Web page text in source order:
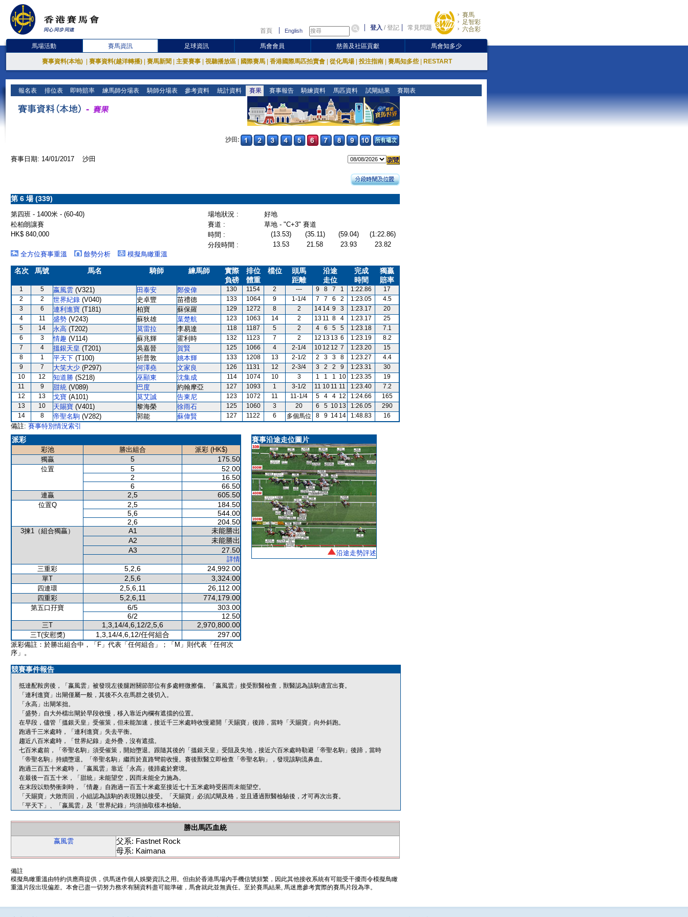
首頁 English 登入 /登記 常見問題
賽馬
足智彩
六合彩
馬場活動 賽馬資訊 足球資訊 馬會會員 慈善及社區貢獻 馬會知多少
賽事資料(本地) 賽事資料(越洋轉播) 賽馬新聞 主要賽事 視聽播放區 國際賽馬 香港國際馬匹拍賣會 從化馬場 投注指南 賽馬知多些 RESTART
報名表 排位表 即時賠率 練馬師分場表 騎師分場表 參考資料 統計資料 賽果 賽事報告 騎練資料 馬匹資料 試閘結果 賽期表
沙田:
賽事日期: 14/01/2017 沙田
第 6 場 (339)
第四班 - 1400米 - (60-40) 場地狀況 :
好地
松柏朗讓賽
賽道 :
草地 - "C+3" 賽道
HK$ 840,000
時間 : (13.53) (35.11) (59.04)
(1:22.86)
分段時間 :
13.53 21.58 23.93
23.82
全方位賽事重溫
餘勢分析 模擬鳥瞰重溫
名次 馬號 馬名 騎師 練馬師
實際
負磅
排位
體重
檔位
頭馬
距離
沿途
走位
完成
時間
獨贏
賠率
1 5 嬴風雲 (V321) 田泰安 鄭俊偉 130 1154 2 --- 9 8 7 1 1:22.86
17
2
2 世界紀錄 (V040) 史卓豐 苗禮德 133 1064 9 1-1/4 7 7 6 2 1:23.05
4.5
3
6 連利進寶 (T181) 柏寶 蘇保羅 129 1272 8 2 14 14 9 3 1:23.17
20
4
11 盛勢 (V243) 蘇狄雄 葉楚航 123 1063 14 2 13 11 8 4 1:23.17
25
5
14 永高 (T202) 莫雷拉 李易達 118 1187 5 2 4 6 5 5 1:23.18
7.1
6
3 情趣 (V114) 蘇兆輝 霍利時 132 1123 7 2 12 13 13 6 1:23.19
8.2
7
4 搵銀天皇 (T201) 吳嘉晉 賀賢 125 1066 4 2-1/4 10 12 12 7 1:23.20
15
8
1 平天下 (T100) 祈普敦 姚本輝 133 1208 13 2-1/2 2 3 3 8 1:23.27
4.4
9
7 大笑大少 (P297) 何澤堯 文家良 126 1131 12 2-3/4 3 2 2 9 1:23.31
30
10
12 知道勝 (S218) 巫顯東 沈集成 114 1074 10 3 1 1 1 10 1:23.35
19
11
9 甜統 (V089) 巴度 約翰摩亞 127 1093 1 3-1/2 11 10 11 11 1:23.40
7.2
12
13 戈寶 (A101) 莫艾誠 告東尼 123 1072 11 11-1/4 5 4 4 12 1:24.66
165
13
10 天賜寶 (V401) 黎海榮 徐雨石 125 1060 3 20 6 5 10 13 1:26.05
290
14
8 帝聖名駒 (V282) 郭能 蘇偉賢 127 1122 6 多個馬位 8 9 14 14 1:48.83 16
備註: 賽事特別情況索引
派彩
彩池 勝出組合
派彩 (HK$)
獨贏
5 175.50
位置 5
52.00
2
16.50
6
66.50
連贏 2,5 605.50
位置Q 2,5
184.50
5,6
544.00
2,6
204.50
3揀1（組合獨贏） A1
未能勝出
A2
未能勝出
A3
27.50
詳情
三重彩
5,2,6 24,992.00
單T 2,5,6 3,324.00
四連環 2,5,6,11 26,112.00
四重彩 5,2,6,11 774,179.00
第五口孖寶 6/5
303.00
6/2
12.50
三T 1,3,14/4,6,12/2,5,6 2,970,800.00
三T(安慰獎) 1,3,14/4,6,12/任何組合 297.00
派彩備註：於勝出組合中，「F」代表「任何組合」；「M」則代表「任何次
序」。
賽事沿途走位圖片
沿途走勢評述
競賽事件報告
抵達配鞍房後，「嬴風雲」被發現左後腿跗關節部位有多處輕微擦傷。「嬴風雲」接受獸醫檢查，獸醫認為該駒適宜出賽。
「連利進寶」出閘僅屬一般，其後不久在馬群之後切入。
「永高」出閘笨拙。
「盛勢」自大外檔出閘於早段收慢，移入靠近內欄有遮擋的位置。
在早段，儘管「搵銀天皇」受催策，但未能加速，接近千三米處時收慢避開「天賜寶」後蹄，當時「天賜寶」向外斜跑。
跑過千三米處時，「連利進寶」失去平衡。
趨近八百米處時，「世界紀錄」走外疊，沒有遮擋。
七百米處前，「帝聖名駒」須受催策，開始墮退。跟隨其後的「搵銀天皇」受阻及失地，接近六百米處時勒避「帝聖名駒」後蹄，當時
「帝聖名駒」持續墮退。「帝聖名駒」繼而於直路彎前收慢。賽後獸醫立即檢查「帝聖名駒」，發現該駒流鼻血。
跑過三百五十米處時，「嬴風雲」靠近「永高」後蹄處於窘境。
在最後一百五十米，「甜統」未能望空，因而未能全力施為。
在末段以勁勢衝刺時，「情趣」自跑過一百五十米處至接近七十五米處時受困而未能望空。
「天賜寶」大敗而回，小組認為該駒的表現難以接受。「天賜寶」必須試閘及格，並且通過獸醫檢驗後，才可再次出賽。
「平天下」、「嬴風雲」及「世界紀錄」均須抽取樣本檢驗。
勝出馬匹血統
嬴風雲
父系: Fastnet Rock
母系: Kaimana
備註
模擬鳥瞰重溫由特約供應商提供，供馬迷作個人娛樂資訊之用。但由於香港馬場內手機信號頻繁，因此其他接收系統有可能受干擾而令模擬鳥瞰
重溫片段出現偏差。本會已盡一切努力務求有關資料盡可能準確，馬會就此並無責任。至於賽馬結果, 馬迷應參考實際的賽馬片段為準。